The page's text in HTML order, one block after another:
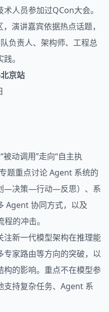
人员参加过QCon大会。
演讲嘉宾依据热点话题，
负责人、 架构师、工程总
。
京站
动调用”走向“自主执
题重点讨论 Agent 系统的
—决策—行动—反思）、系
Agent 协同方式，以及
的冲击。
注新一代模型架构在推理能
家路由等方向的突破，以
构的影响。重点不在模型参
支持复杂任务、Agent 系